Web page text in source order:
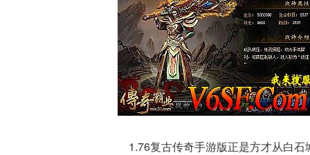
1.76复古传奇手游版正是方才从白